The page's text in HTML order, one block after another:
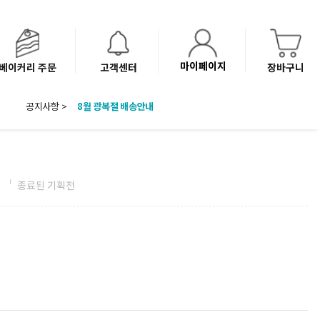
이커리 주문 고객센터 마이페이지 장바구니
공지사항 >
8월 광복절 배송안내
종료된 기획전